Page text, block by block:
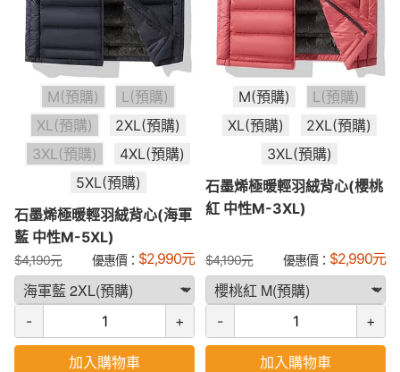
M(預購)
L(預購)
XL(預購)
2XL(預購)
3XL(預購)
4XL(預購)
5XL(預購)
石墨烯極暖輕羽絨背心(海軍
藍 中性M-5XL)
$4,190元 優惠價： $2,990元
- +
加入購物車
M(預購)
L(預購)
XL(預購)
2XL(預購)
3XL(預購)
石墨烯極暖輕羽絨背心(櫻桃
紅 中性M-3XL)
$4,190元 優惠價： $2,990元
- +
加入購物車